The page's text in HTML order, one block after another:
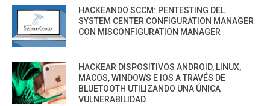
HACKEANDO SCCM: PENTESTING DEL
SYSTEM CENTER CONFIGURATION MANAGER
CON MISCONFIGURATION MANAGER
HACKEAR DISPOSITIVOS ANDROID, LINUX,
MACOS, WINDOWS E IOS A TRAVÉS DE
BLUETOOTH UTILIZANDO UNA ÚNICA
VULNERABILIDAD